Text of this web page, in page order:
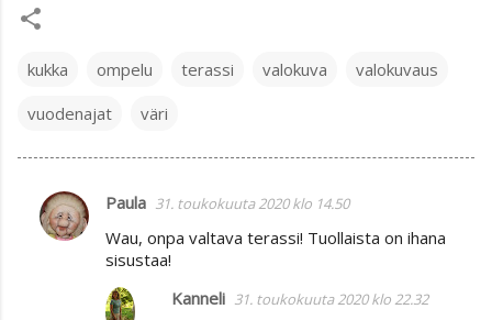
kukka ompelu terassi valokuva
valokuvaus
vuodenajat
väri
K
o
Paula 31. toukokuuta 2020 klo 14.50
Wau, onpa valtava terassi! Tuollaista on ihana
sisustaa!
Kanneli 31. toukokuuta 2020 klo 22.32